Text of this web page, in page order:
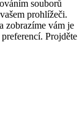
souborů
prohlížeči.
zobrazíme vám je
Projděte